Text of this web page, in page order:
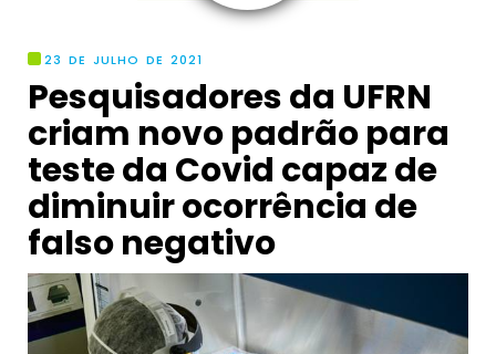
23 DE JULHO DE 2021
Pesquisadores da UFRN
criam novo padrão para
teste da Covid capaz de
diminuir ocorrência de
falso negativo